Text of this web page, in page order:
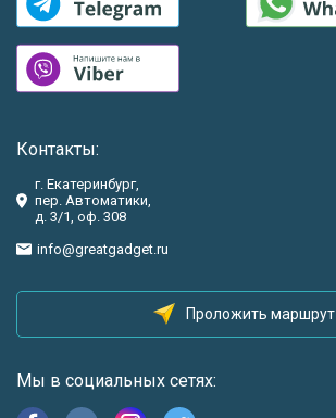
Контакты:
г. Екатеринбург,
пер. Автоматики,
д. 3/1, оф. 308
info@greatgadget.ru
Проложить маршрут
Мы в социальных сетях: